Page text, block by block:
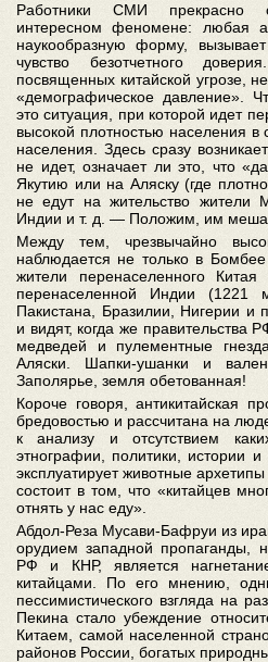
Работники СМИ прекрасно
интересном феномене: любая
наукообразную форму,
чувство безотчетного
посвященных китайской угрозе,
«демографическое давление».
это ситуация, при которой идет
высокой плотностью населения в
населения. Здесь сразу
не идет, означает ли это, что
Якутию или на Аляску (где
не едут на жительство жители
Индии и т. д. — Положим, им
Между тем, чрезвычайно
наблюдается не только в
жители перенаселенного
перенаселенной Индии (1221
Пакистана, Бразилии, Нигерии и
и видят, когда же
медведей и пулементные
Аляски. Шапки-ушанки и
Заполярье, земля обетованная!
Короче говоря, антикитайская
бредовостью и рассчитана на
к анализу и отсутствием
этнографии, политики, истории
эксплуатирует животные
состоит в том, что «китайцев
отнять у нас еду».
Абдол-Реза Мусави-Бафруи из
орудием западной пропаганды,
РФ и КНР, является
китайцами. По его мнению,
пессимистического взгляда на
Пекина стало убеждение
Китаем, самой населенной
районов России, богатых